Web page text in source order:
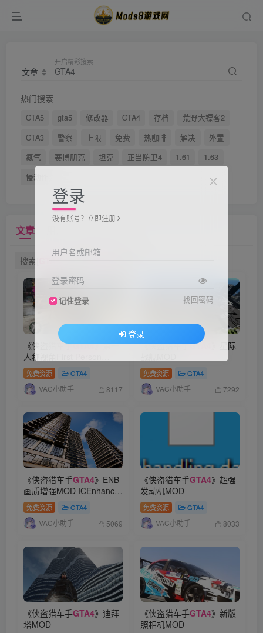
文章
开启精彩搜索
热门搜索
GTA5 gta5 修改器 GTA4 存档
荒野大镖客2
GTA3
警察 上限 免费 热咖啡 解决
外置
氮气
赛博朋克 坦克 正当防卫4 1.61
1.63
慢动作
文章
搜索[ GTA4]，共找到235
《侠盗猎车手GTA4》第一
人称视角First Person
v1.22 MOD
免费资源 GTA4
VAC小助手 8117
《侠盗猎车手GTA4
》星际
免费资源 GTA4
VAC小助手 7292
《侠盗猎车手GTA4》ENB
画质增强MOD ICEnhancer
3.0
免费资源 GTA4
VAC小助手 5069
《侠盗猎车手GTA4》超强
发动机MOD
免费资源 GTA4
VAC小助手 8033
《侠盗猎车手GTA4》迪拜
塔MOD
《侠盗猎车手GTA4》新版
照相机MOD
登录
没有账号？立即注册
用户名或邮箱
登录密码
记住登录 找回密码
登录